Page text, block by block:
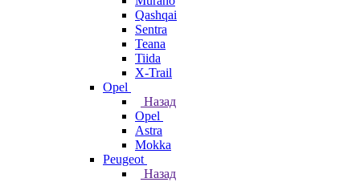
Qashqai
Sentra
Teana
Tiida
X-Trail
Opel
Назад
Opel
Astra
Mokka
Peugeot
Назад